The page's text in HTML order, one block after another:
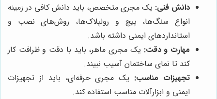
دانش فنی: یک مجری متخصص، باید دانش کافی در زمینه
انواع سنگ‌ها، پیچ و رولپلاک‌ها، روش‌های نصب و
استانداردهای ایمنی داشته باشد.
مهارت و دقت: یک مجری ماهر، باید با دقت و ظرافت کار
کند تا نمای ساختمان آسیب نبیند.
تجهیزات مناسب: یک مجری حرفه‌ای، باید از تجهیزات
ایمنی و ابزارآلات مناسب استفاده کند.